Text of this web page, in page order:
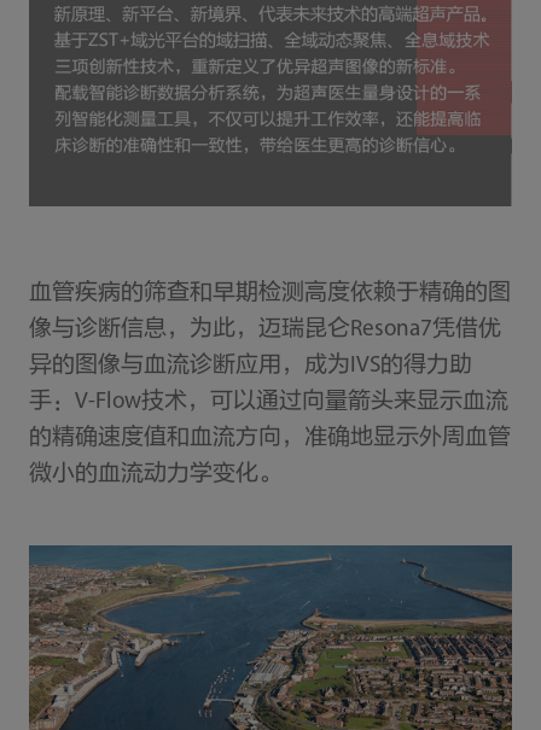
血管疾病的筛查和早期检测高度依赖于精确的图
像与诊断信息，为此，迈瑞昆仑Resona7凭借优
异的图像与血流诊断应用，成为IVS的得力助
手：V-Flow技术，可以通过向量箭头来显示血流
的精确速度值和血流方向，准确地显示外周血管
微小的血流动力学变化。